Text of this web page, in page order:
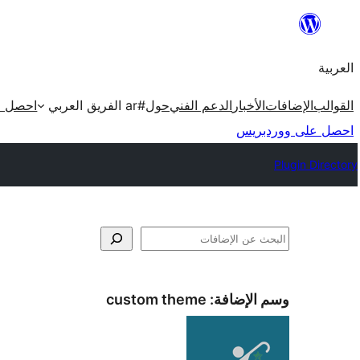
المحتوى
العربية
القوالبالإضافاتالأخبار الدعم الفنيحول#ar الفريق العربي
احصل
احصل على ووردبريس
Plugin Directory
البحث
وسم الإضافة: custom theme